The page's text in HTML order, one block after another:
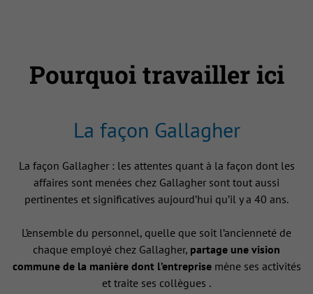
Pourquoi travailler ici
La façon Gallagher
La façon Gallagher : les attentes quant à la façon dont les
affaires sont menées chez Gallagher sont tout aussi
pertinentes et significatives aujourd’hui qu’il y a 40 ans.
L’ensemble du personnel, quelle que soit l’ancienneté de
chaque employé chez Gallagher, partage une vision
commune de la manière dont l’entreprisemène ses activités
et traite ses collègues .